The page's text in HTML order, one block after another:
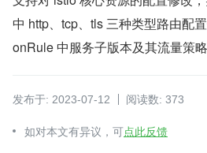
中 http、tcp、tls 三种类型路由配
onRule 中服务子版本及其流量策略
发布于: 2023-07-12 阅读数: 373
如对本文有异议，可点此反馈